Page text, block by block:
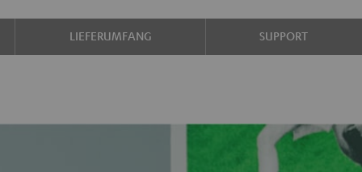
LIEFERUMFANG SUPPORT